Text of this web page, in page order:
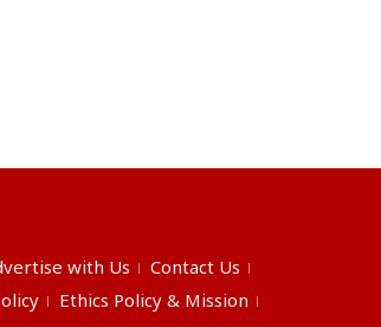
with Us
Contact Us
Ethics Policy & Mission